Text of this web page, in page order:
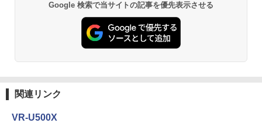
Google 検索で当サイトの記事を優先表示させる
関連リンク
VR-U500X